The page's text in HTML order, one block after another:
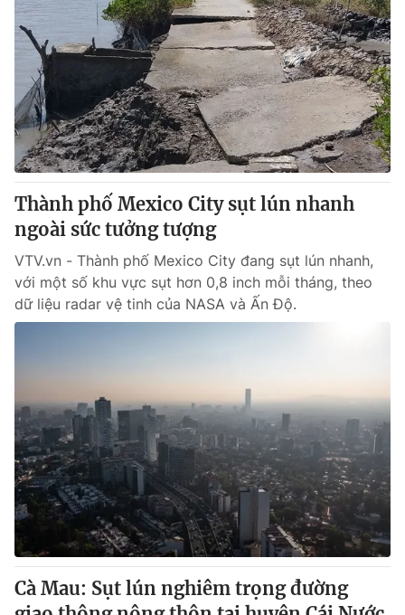
Thành phố Mexico City sụt lún nhanh
ngoài sức tưởng tượng
VTV.vn - Thành phố Mexico City đang sụt lún nhanh,
với một số khu vực sụt hơn 0,8 inch mỗi tháng, theo
dữ liệu radar vệ tinh của NASA và Ấn Độ.
Cà Mau: Sụt lún nghiêm trọng đường